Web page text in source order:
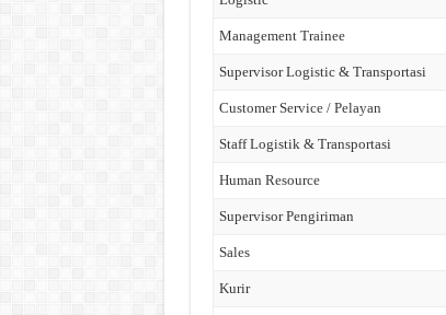
Management Trainee
Supervisor Logistic & Transportasi
Customer Service / Pelayan
Staff Logistik & Transportasi
Human Resource
Supervisor Pengiriman
Sales
Kurir